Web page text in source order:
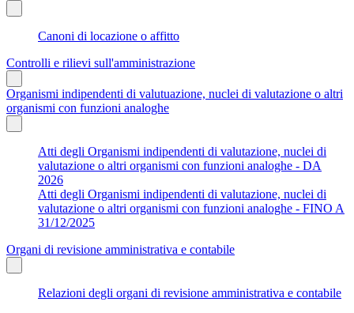
Canoni di locazione o affitto
Controlli e rilievi sull'amministrazione
Organismi indipendenti di valutuazione, nuclei di valutazione o altri
organismi con funzioni analoghe
Atti degli Organismi indipendenti di valutazione, nuclei di
valutazione o altri organismi con funzioni analoghe - DA
2026
Atti degli Organismi indipendenti di valutazione, nuclei di
valutazione o altri organismi con funzioni analoghe - FINO A
31/12/2025
Organi di revisione amministrativa e contabile
Relazioni degli organi di revisione amministrativa e contabile